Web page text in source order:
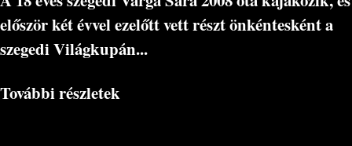
először két évvel ezelőtt vett részt önkéntesként a
szegedi Világkupán...
További részletek